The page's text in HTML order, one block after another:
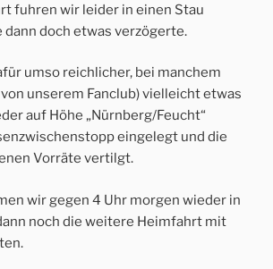
fuhren wir leider in einen Stau
dann doch etwas verzögerte.
umso reichlicher, bei manchem
unserem Fanclub) vielleicht etwas
auf Höhe „Nürnberg/Feucht“
eingelegt und die
Vorräte vertilgt.
wir gegen 4 Uhr morgen wieder in
noch die weitere Heimfahrt mit